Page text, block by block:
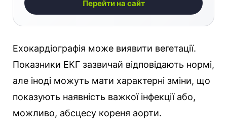
Перейти на сайт
Ехокардіографія може виявити вегетації.
Показники ЕКГ зазвичай відповідають нормі,
але іноді можуть мати характерні зміни, що
показують наявність важкої інфекції або,
можливо, абсцесу кореня аорти.